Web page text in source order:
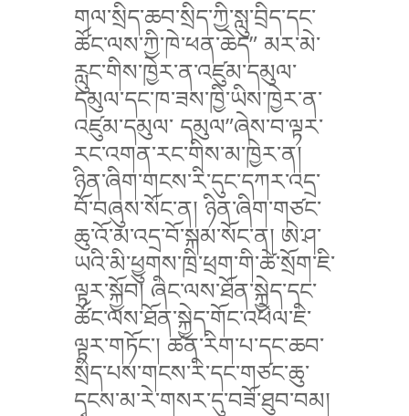
གལ་སྲིད་ཆབ་སྲིད་ཀྱི་སླུ་བྲིད་དང་
ཚོང་ལས་ཀྱི་ཁེ་ཕན་ཆེད” མར་མེ་
རླུང་གིས་ཁྱེར་ན་འཛུམ་དམུལ་
དམུལ་དང་ཁ་ཟས་ཁྱི་ཡིས་ཁྱེར་ན་
འཛུམ་དམུལ་ དམུལ”ཞེས་བ་ལྟར་
རང་འགན་རང་གིས་མ་ཁྱེར་ན།
ཉིན་ཞིག་གངས་རི་དུང་དཀར་འདྲ་
བོ་བཞུས་སོང་ན། ཉིན་ཞིག་གཙང་
ཆུ་འོ་མ་འདྲ་བོ་སྐམ་སོང་ན། ཨེ་ཤ་
ཡའི་མི་ཕྱུགས་ཁྲི་ཕྲག་གི་ཚེ་སྲོག་ཇི་
ལྟར་སྐྱོབ། ཞིང་ལས་ཐོན་སྐྱེད་དང་
ཚོང་ལས་ཐོན་སྐྱེད་གོང་འཕེལ་ཇི་
ལྟར་གཏོང་། ཚན་རིག་པ་དང་ཆབ་
སྲིད་པས་གངས་རི་དང་གཙང་ཆུ་
དྭངས་མ་རེ་གསར་དུ་བཟོ་ཐུབ་བམ།